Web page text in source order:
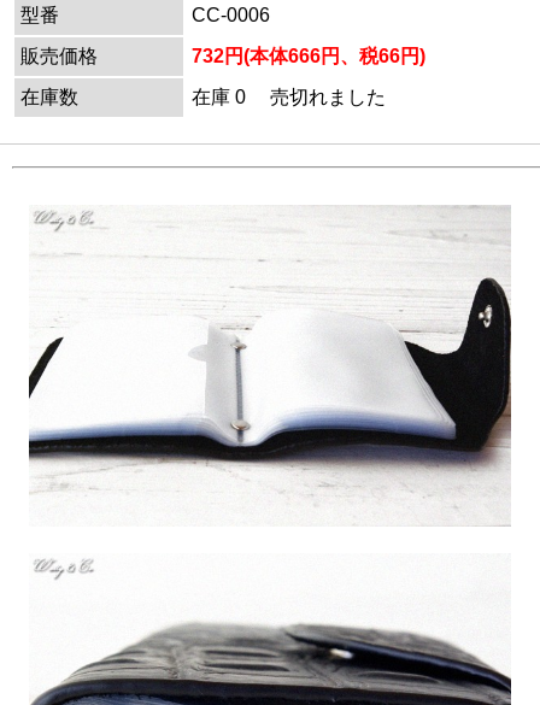
型番
CC-0006
販売価格
732円(本体666円、税66円)
在庫数
在庫 0 売切れました